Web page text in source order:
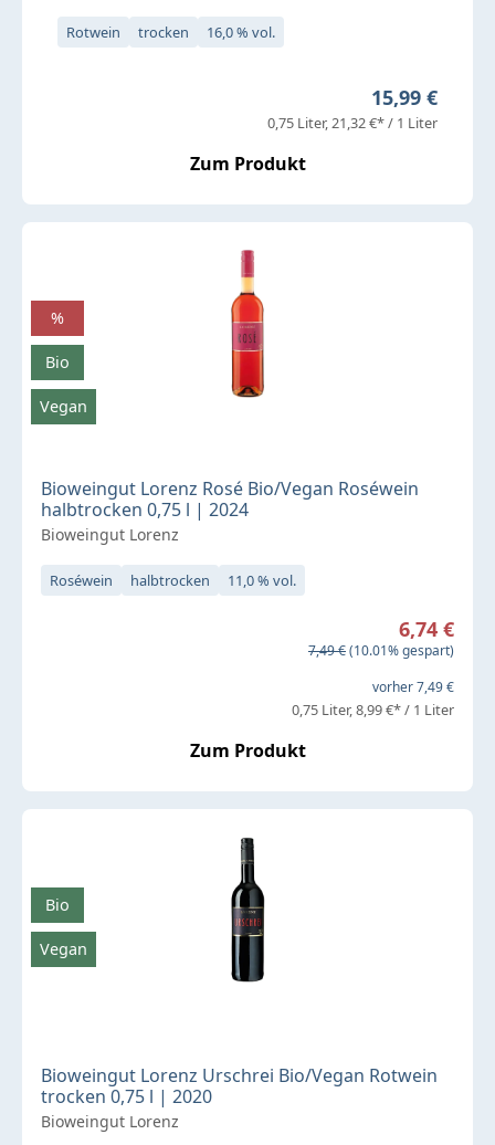
Rotwein trocken 16,0 % vol.
Regulärer
15,99 €
0,75 Liter 21,32 €* / 1 Liter
Zum Produkt
Bioweingut Lorenz Rosé Bio/Vegan Roséwein
halbtrocken 0,75 l | 2024
Bioweingut Lorenz
Roséwein halbtrocken 11,0 % vol.
Verkaufspreis:
6,74 €
Regulärer Preis:
7,49 €(10.01% gespart)
vorher 7,49 €
0,75 Liter 8,99 €* / 1 Liter
Zum Produkt
%
Bio
Vegan
Bioweingut Lorenz Urschrei Bio/Vegan Rotwein
trocken 0,75 l | 2020
Bioweingut Lorenz
Bio
Vegan